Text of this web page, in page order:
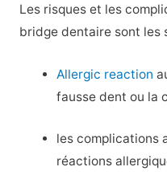
Les risques et les
bridge dentaire sont les
Allergic reaction
fausse dent ou la
les complications
réactions